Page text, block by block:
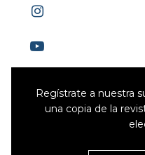
Regístrate a nuestra
una copia de la